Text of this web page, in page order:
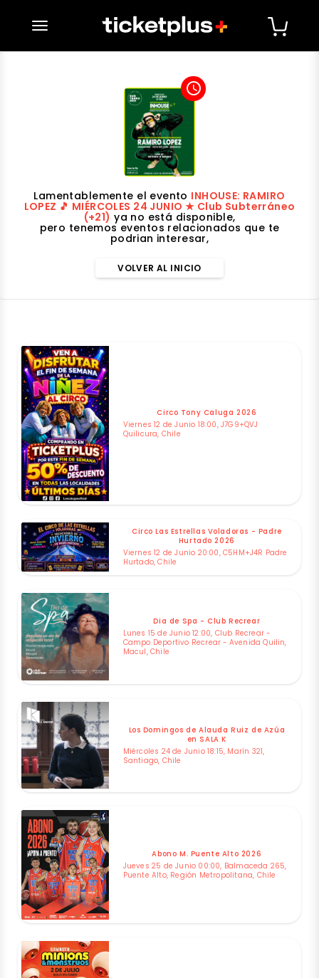
desplegar navegación
access_time
Lamentablemente el evento INHOUSE: RAMIRO
LOPEZ 🎵 MIÉRCOLES 24 JUNIO ★ Club Subterráneo
(+21) ya no está disponible,
pero tenemos eventos relacionados que te
podrian interesar,
VOLVER AL INICIO
Circo Tony Caluga 2026
Viernes 12 de Junio 18:00, J7G9+QVJ
Quilicura, Chile
Circo Las Estrellas Voladoras - Padre
Hurtado 2026
Viernes 12 de Junio 20:00, C5HM+J4R Padre
Hurtado, Chile
Dia de Spa - Club Recrear
Lunes 15 de Junio 12:00, Club Recrear -
Campo Deportivo Recrear - Avenida Quilin,
Macul, Chile
Los Domingos de Alauda Ruiz de Azúa
en SALA K
Miércoles 24 de Junio 18:15, Marín 321,
Santiago, Chile
Abono M. Puente Alto 2026
Jueves 25 de Junio 00:00, Balmaceda 265,
Puente Alto, Región Metropolitana, Chile